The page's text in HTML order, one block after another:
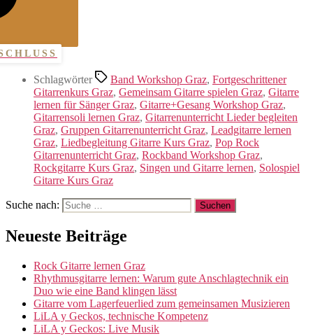
Schlagwörter Band Workshop Graz, Fortgeschrittener
Gitarrenkurs Graz, Gemeinsam Gitarre spielen Graz, Gitarre
lernen für Sänger Graz, Gitarre+Gesang Workshop Graz,
Gitarrensoli lernen Graz, Gitarrenunterricht Lieder begleiten
Graz, Gruppen Gitarrenunterricht Graz, Leadgitarre lernen
Graz, Liedbegleitung Gitarre Kurs Graz, Pop Rock
Gitarrenunterricht Graz, Rockband Workshop Graz,
Rockgitarre Kurs Graz, Singen und Gitarre lernen, Solospiel
Gitarre Kurs Graz
Suche nach:
Neueste Beiträge
Rock Gitarre lernen Graz
Rhythmusgitarre lernen: Warum gute Anschlagtechnik ein
Duo wie eine Band klingen lässt
Gitarre vom Lagerfeuerlied zum gemeinsamen Musizieren
LiLA y Geckos, technische Kompetenz
LiLA y Geckos: Live Musik